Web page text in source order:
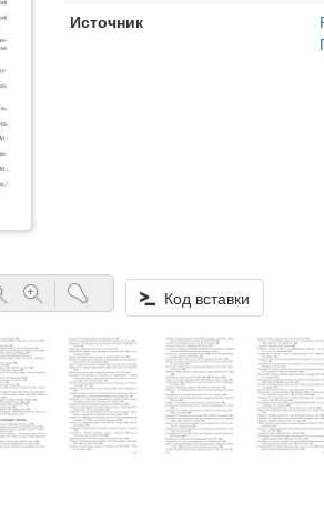
Источник
Код вставки